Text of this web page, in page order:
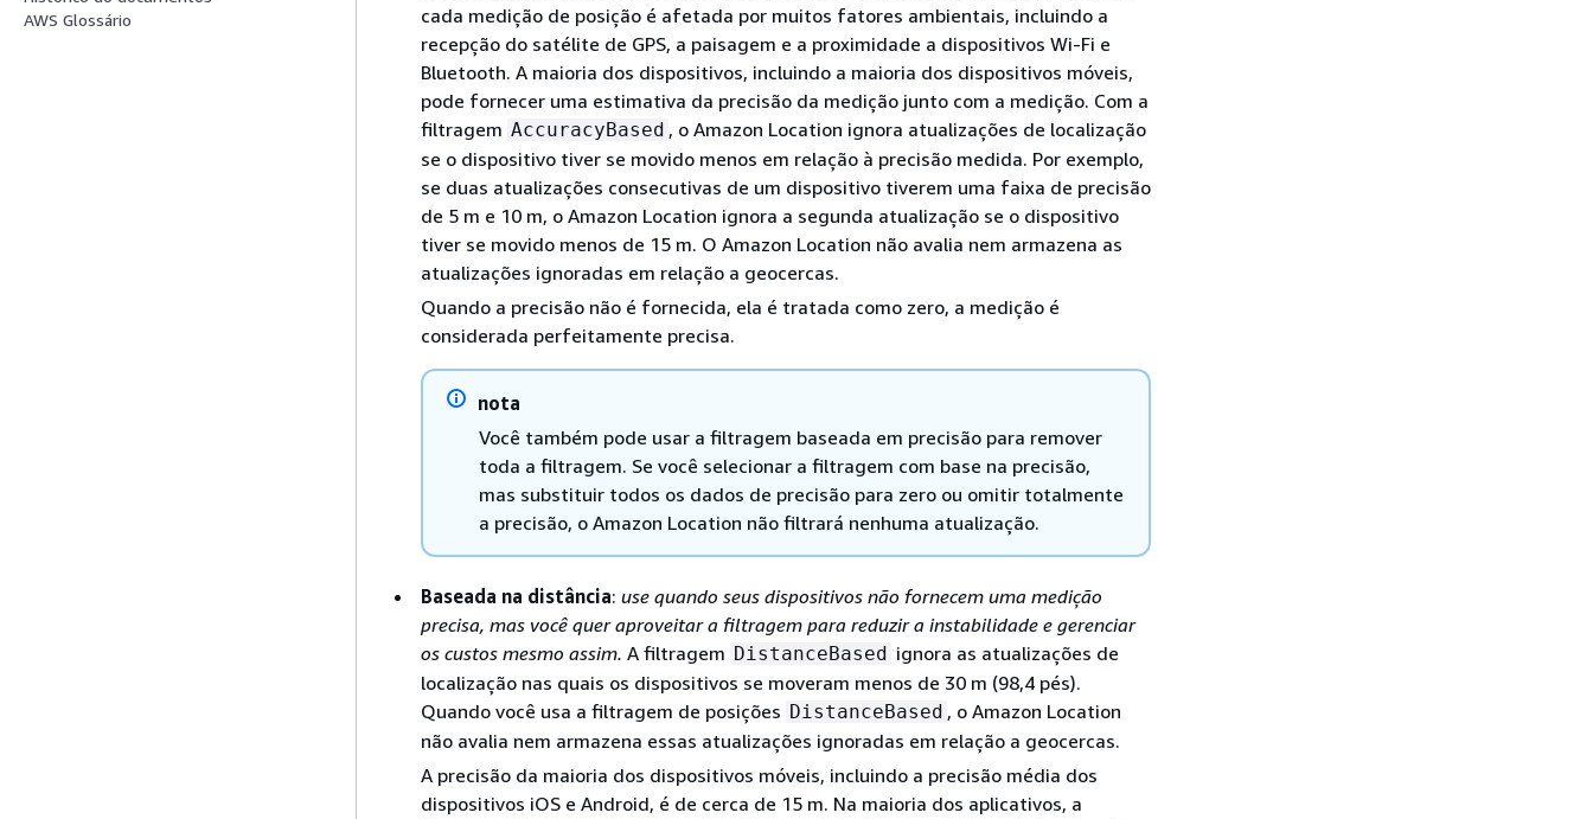
AWS Glossário
cada medição de posição é afetada por muitos fatores ambientais, incluindo a
recepção do satélite de GPS, a paisagem e a proximidade a dispositivos Wi-Fi e
Bluetooth. A maioria dos dispositivos, incluindo a maioria dos dispositivos móveis,
pode fornecer uma estimativa da precisão da medição junto com a medição. Com a
filtragem AccuracyBased , o Amazon Location ignora atualizações de localização
se o dispositivo tiver se movido menos em relação à precisão medida. Por exemplo,
se duas atualizações consecutivas de um dispositivo tiverem uma faixa de precisão
de 5 m e 10 m, o Amazon Location ignora a segunda atualização se o dispositivo
tiver se movido menos de 15 m. O Amazon Location não avalia nem armazena as
atualizações ignoradas em relação a geocercas.
Quando a precisão não é fornecida, ela é tratada como zero, a medição é
considerada perfeitamente precisa.
nota
Você também pode usar a filtragem baseada em precisão para remover
toda a filtragem. Se você selecionar a filtragem com base na precisão,
mas substituir todos os dados de precisão para zero ou omitir totalmente
a precisão, o Amazon Location não filtrará nenhuma atualização.
Baseada na distância: use quando seus dispositivos não fornecem uma medição
precisa, mas você quer aproveitar a filtragem para reduzir a instabilidade e gerenciar
os custos mesmo assim. A filtragem DistanceBased ignora as atualizações de
localização nas quais os dispositivos se moveram menos de 30 m (98,4 pés).
Quando você usa a filtragem de posições DistanceBased , o Amazon Location
não avalia nem armazena essas atualizações ignoradas em relação a geocercas.
A precisão da maioria dos dispositivos móveis, incluindo a precisão média dos
dispositivos iOS e Android, é de cerca de 15 m. Na maioria dos aplicativos, a